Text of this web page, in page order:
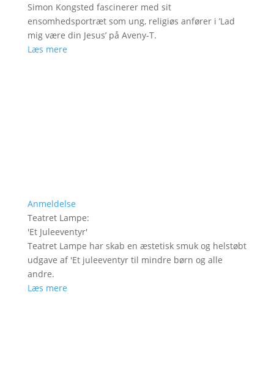
Simon Kongsted fascinerer med sit
ensomhedsportræt som ung, religiøs anfører i ’Lad
mig være din Jesus’ på Aveny-T.
Læs mere
Anmeldelse
Teatret Lampe:
'Et Juleeventyr'
Teatret Lampe har skab en æstetisk smuk og helstøbt
udgave af 'Et juleeventyr til mindre børn og alle
andre.
Læs mere